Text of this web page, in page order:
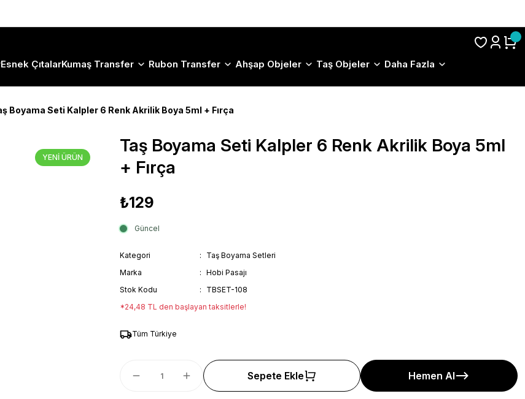
Esnek ÇıtalarKumaş Transfer Rubon Transfer Ahşap Objeler Taş Objeler Daha Fazla
Boyama Seti Kalpler 6 Renk Akrilik Boya 5ml + Fırça
YENİ ÜRÜN
Taş Boyama Seti Kalpler 6 Renk Akrilik Boya 5ml
+ Fırça
₺129
Güncel
Kategori
Taş Boyama Setleri
Marka
Hobi Pasajı
Stok Kodu
TBSET-108
*24,48 TL den başlayan taksitlerle!
Tüm Türkiye
Sepete Ekle Hemen Al